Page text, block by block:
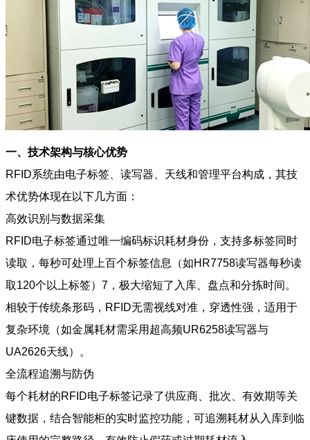
一、技术架构与核心优势
RFID系统由电子标签、读写器、天线和管理平台构成，其技
术优势体现在以下几方面：
高效识别与数据采集
RFID电子标签通过唯一编码标识耗材身份，支持多标签同时
读取，每秒可处理上百个标签信息（如HR7758读写器每秒读
取120个以上标签）7，极大缩短了入库、盘点和分拣时间。
相较于传统条形码，RFID无需视线对准，穿透性强，适用于
复杂环境（如金属耗材需采用超高频UR6258读写器与
UA2626天线）。
全流程追溯与防伪
每个耗材的RFID电子标签记录了供应商、批次、有效期等关
键数据，结合智能柜的实时监控功能，可追溯耗材从入库到临